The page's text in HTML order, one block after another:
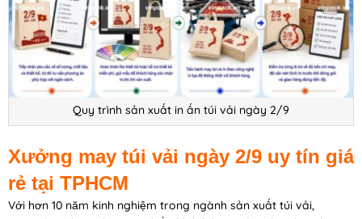
Quy trình sản xuất in ấn túi vải ngày 2/9
Xưởng may túi vải ngày 2/9 uy tín giá
rẻ tại TPHCM
Với hơn 10 năm kinh nghiệm trong ngành sản xuất túi vải,